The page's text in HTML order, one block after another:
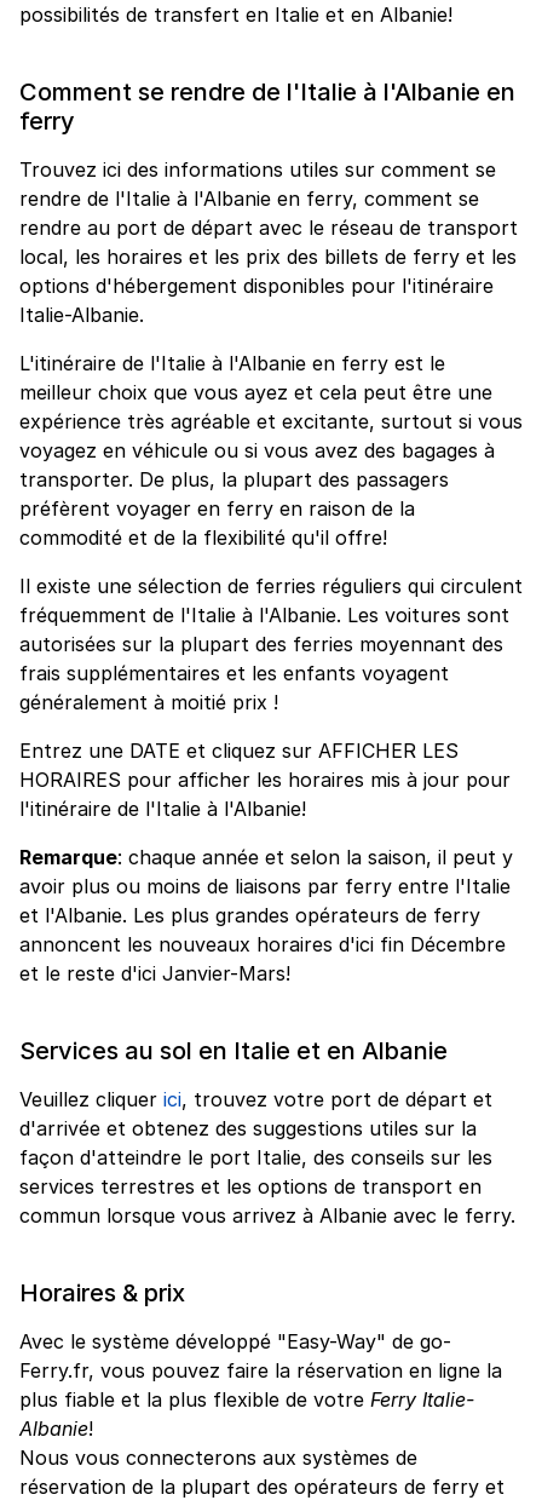
possibilités de transfert en Italie et en Albanie!
Comment se rendre de l'Italie à l'Albanie en
ferry
Trouvez ici des informations utiles sur comment se
rendre de l'Italie à l'Albanie en ferry, comment se
rendre au port de départ avec le réseau de transport
local, les horaires et les prix des billets de ferry et les
options d'hébergement disponibles pour l'itinéraire
Italie-Albanie.
L'itinéraire de l'Italie à l'Albanie en ferry est le
meilleur choix que vous ayez et cela peut être une
expérience très agréable et excitante, surtout si vous
voyagez en véhicule ou si vous avez des bagages à
transporter. De plus, la plupart des passagers
préfèrent voyager en ferry en raison de la
commodité et de la flexibilité qu'il offre!
Il existe une sélection de ferries réguliers qui circulent
fréquemment de l'Italie à l'Albanie. Les voitures sont
autorisées sur la plupart des ferries moyennant des
frais supplémentaires et les enfants voyagent
généralement à moitié prix !
Entrez une DATE et cliquez sur AFFICHER LES
HORAIRES pour afficher les horaires mis à jour pour
l'itinéraire de l'Italie à l'Albanie!
Remarque: chaque année et selon la saison, il peut y
avoir plus ou moins de liaisons par ferry entre l'Italie
et l'Albanie. Les plus grandes opérateurs de ferry
annoncent les nouveaux horaires d'ici fin Décembre
et le reste d'ici Janvier-Mars!
Services au sol en Italie et en Albanie
Veuillez cliquer ici, trouvez votre port de départ et
d'arrivée et obtenez des suggestions utiles sur la
façon d'atteindre le port Italie, des conseils sur les
services terrestres et les options de transport en
commun lorsque vous arrivez à Albanie avec le ferry.
Horaires & prix
Avec le système développé "Easy-Way" de go-
Ferry.fr, vous pouvez faire la réservation en ligne la
plus fiable et la plus flexible de votre Ferry Italie-
Albanie!
Nous vous connecterons aux systèmes de
réservation de la plupart des opérateurs de ferry et